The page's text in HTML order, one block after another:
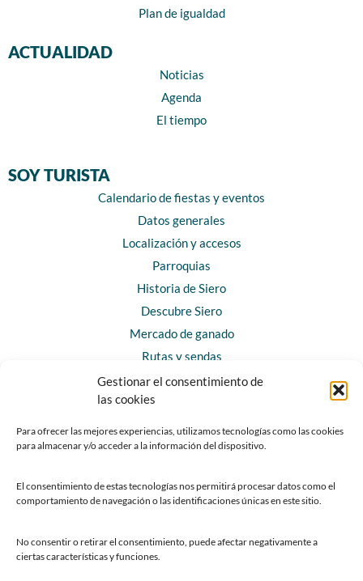
Gestionar el consentimiento de
las cookies
Para ofrecer las mejores experiencias, utilizamos tecnologías como las cookies
para almacenar y/o acceder a la información del dispositivo.
El consentimiento de estas tecnologías nos permitirá procesar datos como el
comportamiento de navegación o las identificaciones únicas en este sitio.
No consentir o retirar el consentimiento, puede afectar negativamente a
ciertas características y funciones.
Plan de igualdad
ACTUALIDAD
Noticias
Agenda
El tiempo
SOY TURISTA
Calendario de fiestas y eventos
Datos generales
Localización y accesos
Parroquias
Historia de Siero
Descubre Siero
Mercado de ganado
Rutas y sendas
Horarios y contacto
Teléfonos de interés
Chatbot Siero
SEDES ELECTRÓNICAS
Sede del Ayuntamiento de Siero